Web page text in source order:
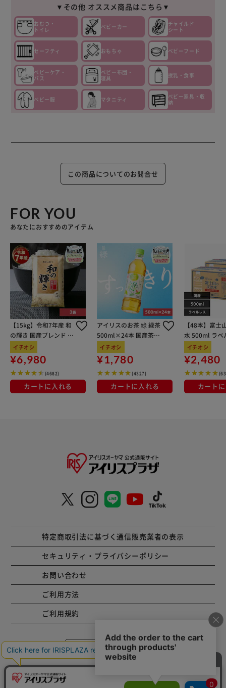
▼その他 オススメ商品はこちら▼
おむつ・
トイレ
ベビーカー
チャイルド
シート
セーフティ おもちゃ ベビーフード
ベビーケア・
バス
ベビー布団・
寝具
授乳・食事
ベビー服 マタニティ
ベビー家具・収
納
この商品についてのお問合せ
FOR YOU
あなたにおすすめのアイテム
【15kg】令和7年産 和
の輝き 国産ブレンド 5
kg×3袋
イチオシ
¥6,980
(4682)
カートに入れる
アイリスのお茶 綠 緑茶
500ml×24本 国産茶葉
100％使用
イチオシ
¥1,780
(4327)
カートに入れる
【48本】富士
水 500ml ラベ
イチオシ
¥2,480
カート
特定商取引法に基づく通信販売業者の表示
セキュリティ・プライバシーポリシー
お問い合わせ
ご利用方法
ご利用規約
コーポレートサイト